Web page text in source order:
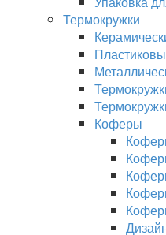
Термокружки
Коферы